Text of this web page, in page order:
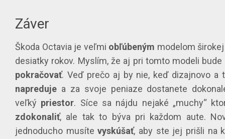
Záver
Škoda Octavia je veľmi obľúbeným modelom
desiatky rokov. Myslím, že aj pri tomto modeli bude
pokračovať. Veď prečo aj by nie, keď dizajnovo a
napreduje a za svoje peniaze dostanete
veľký priestor. Síce sa nájdu nejaké „muchy“
zdokonaliť, ale tak to býva pri každom aute.
jednoducho musítevyskúšať, aby ste jej prišli na